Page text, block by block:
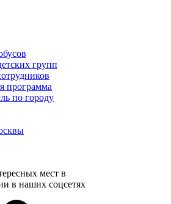
групп
программа
по городу
мест в
в наших соцсетях